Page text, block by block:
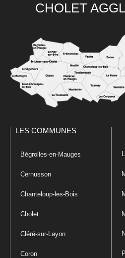
CHOLET
LES COMMUNES
Bégrolles-en-Mauges
Cernusson
Chanteloup-les-Bois
Cholet
Cléré-sur-Layon
Coron